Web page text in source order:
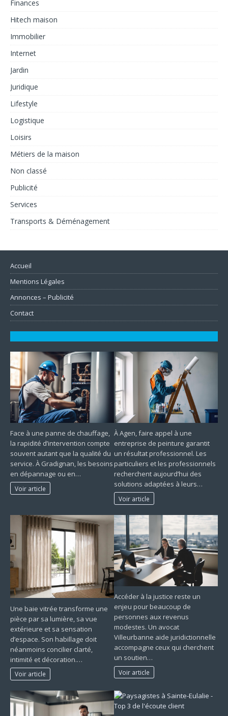
Finances
Hitech maison
Immobilier
Internet
Jardin
Juridique
Lifestyle
Logistique
Loisirs
Métiers de la maison
Non classé
Publicité
Services
Transports & Déménagement
Accueil
Mentions Légales
Annonces – Publicité
Contact
Face à une panne de chauffage,
la rapidité d’intervention compte
souvent autant que la qualité du
service. À Gradignan, les besoins
en dépannage ou en…
Voir article
À Agen, faire appel à une
entreprise de peinture garantit
un résultat professionnel. Les
particuliers et les professionnels
recherchent aujourd’hui des
solutions adaptées à leurs…
Voir article
Une baie vitrée transforme une
pièce par sa lumière, sa vue
extérieure et sa sensation
d’espace. Son habillage doit
néanmoins concilier clarté,
intimité et décoration.…
Voir article
Accéder à la justice reste un
enjeu pour beaucoup de
personnes aux revenus
modestes. Un avocat
Villeurbanne aide juridictionnelle
accompagne ceux qui cherchent
un soutien…
Voir article